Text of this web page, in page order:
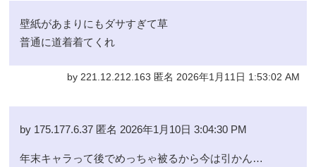
壁紙があまりにもダサすぎて草
普通に道着着てくれ
by 221.12.212.163 匿名 2026年1月11日 1:53:02 AM
by 175.177.6.37 匿名 2026年1月10日 3:04:30 PM
年末キャラって後でめっちゃ被るから今は引かん…